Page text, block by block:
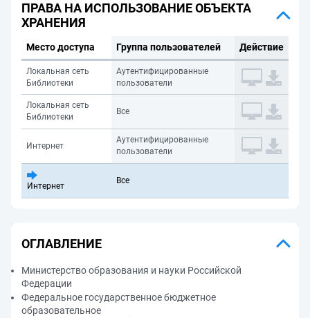
ПРАВА НА ИСПОЛЬЗОВАНИЕ ОБЪЕКТА
ХРАНЕНИЯ
Место доступа Группа пользователей Действие
Локальная сеть
Библиотеки
Аутентифицированные
пользователи
Локальная сеть
Библиотеки
Все
Интернет
Аутентифицированные
пользователи
Интернет
Все
ОГЛАВЛЕНИЕ
Министерство образования и науки Российской
Федерации
Федеральное государственное бюджетное
образовательное